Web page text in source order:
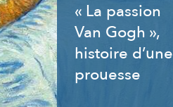
« La passion
Van Gogh »,
histoire d’une
prouesse